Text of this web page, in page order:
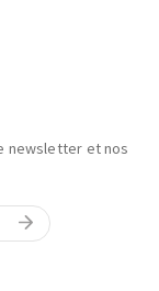
votre poste de
de premier
newsletter et nos